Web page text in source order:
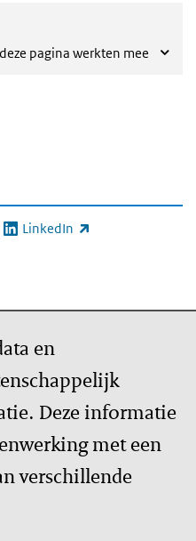
pagina werkten mee
LinkedIn
(externe link)
en
Deze informatie
met een
verschillende